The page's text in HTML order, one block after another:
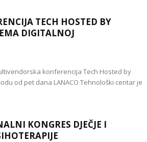
TECH HOSTED BY
DIGITALNOJ
konferencija Tech Hosted by
od pet dana LANACO Tehnološki centar je
KONGRES DJEČJE I